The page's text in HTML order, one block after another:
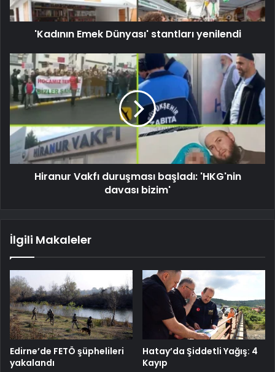
'Kadının Emek Dünyası' stantları yenilendi
Hiranur Vakfı duruşması başladı: 'HKG'nin
davası bizim'
İlgili Makaleler
Edirne’de FETÖ şüphelileri
yakalandı
Hatay’da Şiddetli Yağış: 4
Kayıp